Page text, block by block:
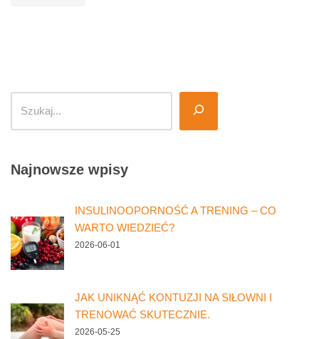
Najnowsze wpisy
INSULINOOPORNOŚĆ A TRENING – CO
WARTO WIEDZIEĆ?
2026-06-01
JAK UNIKNĄĆ KONTUZJI NA SIŁOWNI I
TRENOWAĆ SKUTECZNIE.
2026-05-25